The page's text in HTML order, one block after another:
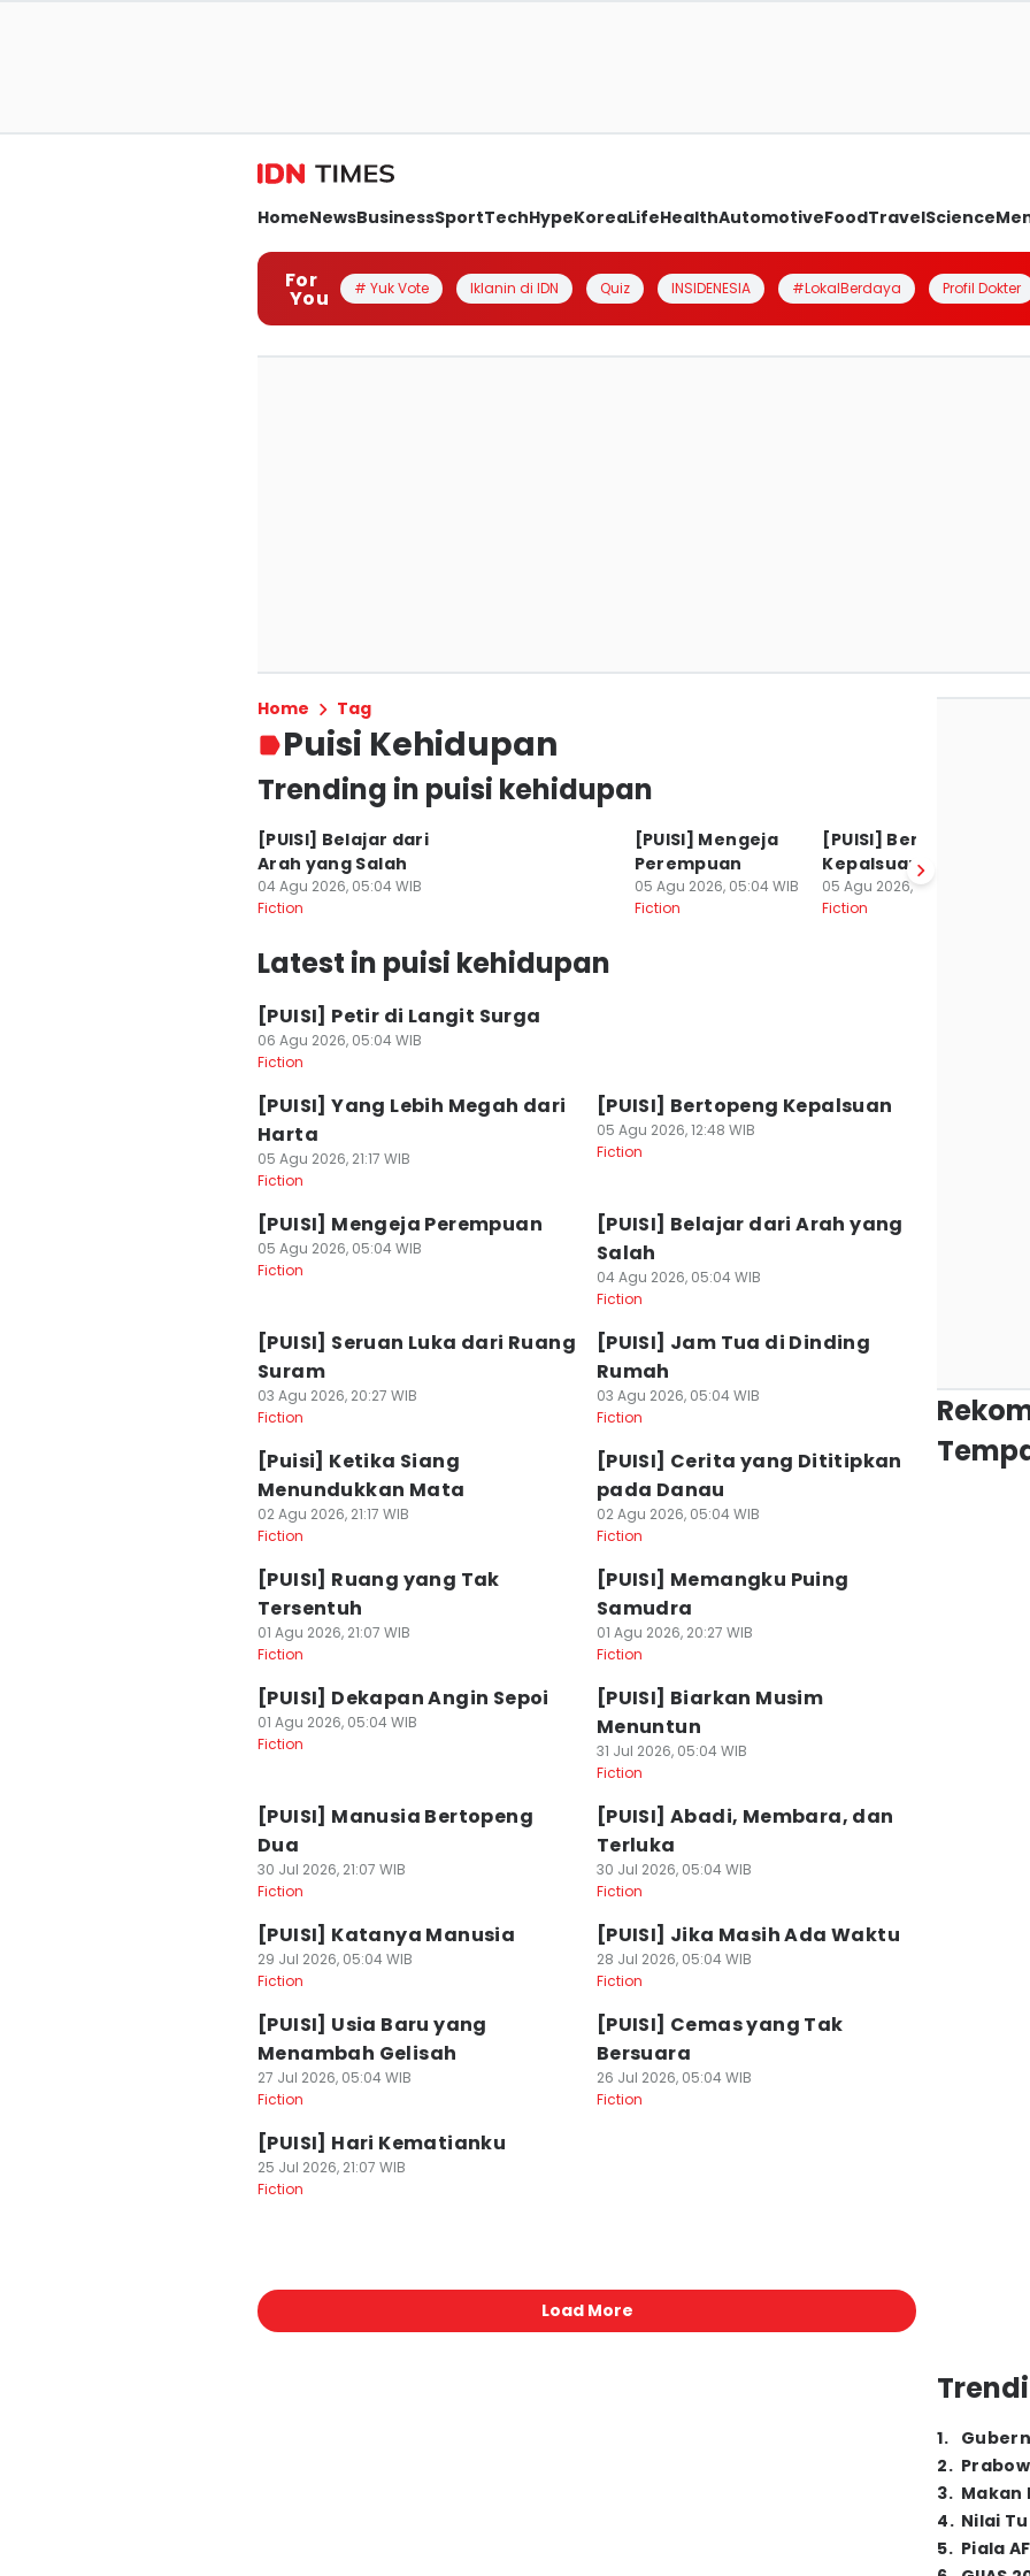
HomeNewsBusinessSportTechHypeKoreaLifeHealthAutomotiveFoodTravelScience
For
You # Yuk Vote Iklanin di IDN Quiz INSIDENESIA #LokalBerdaya Profil Dokter
Home Tag
Puisi Kehidupan
Trending in puisi kehidupan
[PUISI] Belajar dari
Arah yang Salah
04 Agu 2026, 05:04 WIB
Fiction
[PUISI] Mengeja
Perempuan
05 Agu 2026, 05:04 WIB
Fiction
[PUISI] Bertopeng
Kepalsuan
05 Agu 2026, 12:48 WIB
Fiction
Latest in puisi kehidupan
[PUISI] Petir di Langit Surga
06 Agu 2026, 05:04 WIB
Fiction
[PUISI] Yang Lebih Megah dari
Harta
05 Agu 2026, 21:17 WIB
Fiction
[PUISI] Bertopeng Kepalsuan
05 Agu 2026, 12:48 WIB
Fiction
[PUISI] Mengeja Perempuan
05 Agu 2026, 05:04 WIB
Fiction
[PUISI] Belajar dari Arah yang
Salah
04 Agu 2026, 05:04 WIB
Fiction
[PUISI] Seruan Luka dari Ruang
Suram
03 Agu 2026, 20:27 WIB
Fiction
[PUISI] Jam Tua di Dinding
Rumah
03 Agu 2026, 05:04 WIB
Fiction
[Puisi] Ketika Siang
Menundukkan Mata
02 Agu 2026, 21:17 WIB
Fiction
[PUISI] Cerita yang Dititipkan
pada Danau
02 Agu 2026, 05:04 WIB
Fiction
[PUISI] Ruang yang Tak
Tersentuh
01 Agu 2026, 21:07 WIB
Fiction
[PUISI] Memangku Puing
Samudra
01 Agu 2026, 20:27 WIB
Fiction
[PUISI] Dekapan Angin Sepoi
01 Agu 2026, 05:04 WIB
Fiction
[PUISI] Biarkan Musim
Menuntun
31 Jul 2026, 05:04 WIB
Fiction
[PUISI] Manusia Bertopeng
Dua
30 Jul 2026, 21:07 WIB
Fiction
[PUISI] Abadi, Membara, dan
Terluka
30 Jul 2026, 05:04 WIB
Fiction
[PUISI] Katanya Manusia
29 Jul 2026, 05:04 WIB
Fiction
[PUISI] Jika Masih Ada Waktu
28 Jul 2026, 05:04 WIB
Fiction
[PUISI] Usia Baru yang
Menambah Gelisah
27 Jul 2026, 05:04 WIB
Fiction
[PUISI] Cemas yang Tak
Bersuara
26 Jul 2026, 05:04 WIB
Fiction
[PUISI] Hari Kematianku
25 Jul 2026, 21:07 WIB
Fiction
Load More
1.
2.
3. Makan
4. Nilai
5. Piala